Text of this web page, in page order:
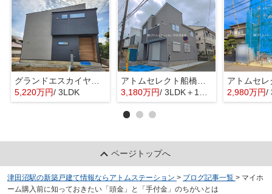
グランドエスカイヤー二宮１丁目 ３号地
5,220万円/ 3LDK
アトムセレクト船橋市八木が谷109 2棟 1号棟
3,180万円/ 3LDK＋1S(納戸) 2,980万円/
ページトップへ
津田沼駅の新築戸建て情報ならアトムステーション > ブログ記事一覧 > マイホ
ーム購入前に知っておきたい「頭金」と「手付金」のちがいとは